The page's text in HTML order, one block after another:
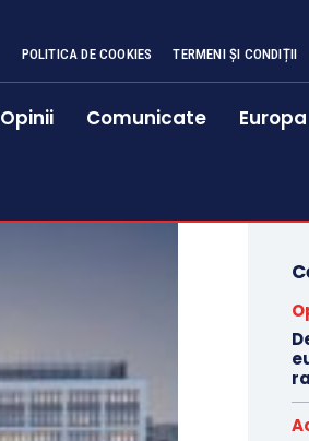
POLITICA DE COOKIES TERMENI ȘI CONDIȚII
Opinii Comunicate Europa